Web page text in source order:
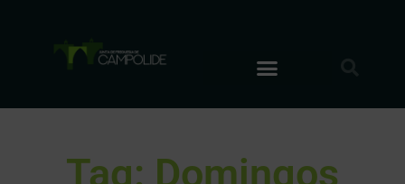
Tag: Domingos